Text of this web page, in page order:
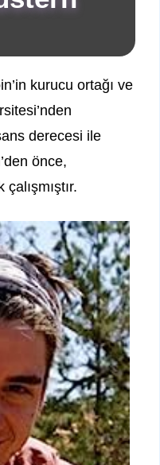
kurucu ortağı ve
derecesi ile
önce,